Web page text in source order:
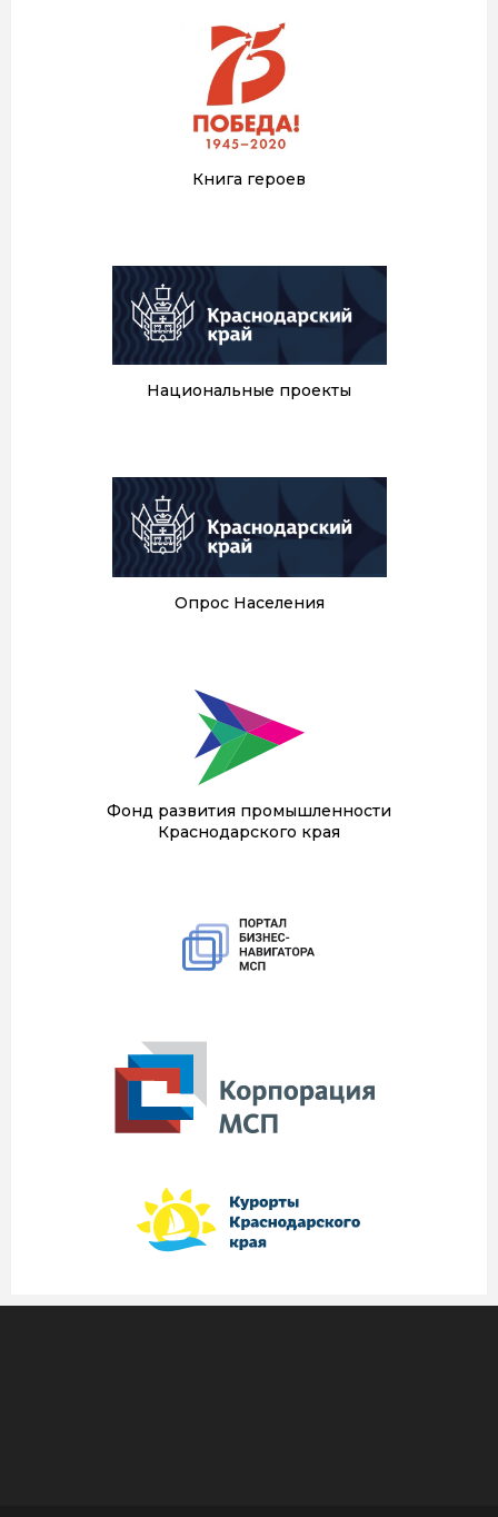
Книга героев
Национальные проекты
Опрос Населения
Фонд развития промышленности
Краснодарского края